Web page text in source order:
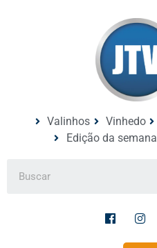
Valinhos Vinhedo
Edição da semana